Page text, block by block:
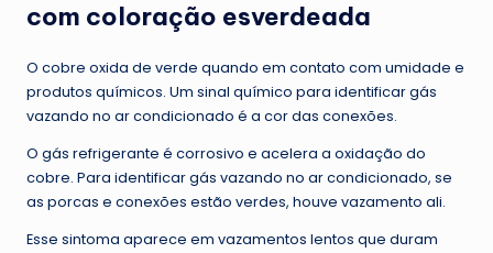
com coloração esverdeada
O cobre oxida de verde quando em contato com umidade e
produtos químicos. Um sinal químico para identificar gás
vazando no ar condicionado é a cor das conexões.
O gás refrigerante é corrosivo e acelera a oxidação do
cobre. Para identificar gás vazando no ar condicionado, se
as porcas e conexões estão verdes, houve vazamento ali.
Esse sintoma aparece em vazamentos lentos que duram